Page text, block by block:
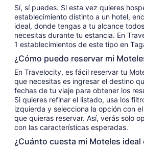
por
del
17
ago
al
18
ago
Sí, sí puedes. Si esta vez quieres
establecimiento distinto a un hotel,
ideal, donde tengas a tu alcance
necesitas durante tu estancia. En
1 establecimientos de este tipo en
¿Cómo puedo reservar mi
En Travelocity, es fácil reservar tu
que necesitas es ingresar el destino
fechas de tu viaje para obtener los
Si quieres refinar el listado, usa los
izquierda y selecciona la opción con
que quieras reservar. Así, verás solo
con las características esperadas.
¿Cuánto cuesta mi Moteles ideal